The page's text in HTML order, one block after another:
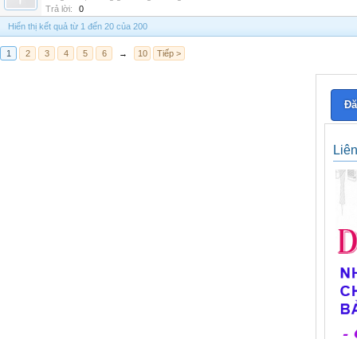
Trả lời:
0
Hiển thị kết quả từ 1 đến 20 của 200
1 2 3 4 5 6 → 10 Tiếp >